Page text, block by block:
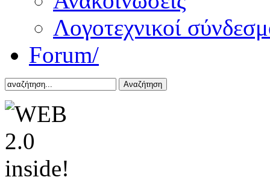
Λογοτεχνικοί
Forum/
Αναζήτηση